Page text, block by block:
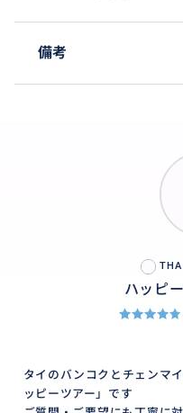
備考
THA
ハッピ
タイのバンコクとチェンマ
ッピーツアー」です